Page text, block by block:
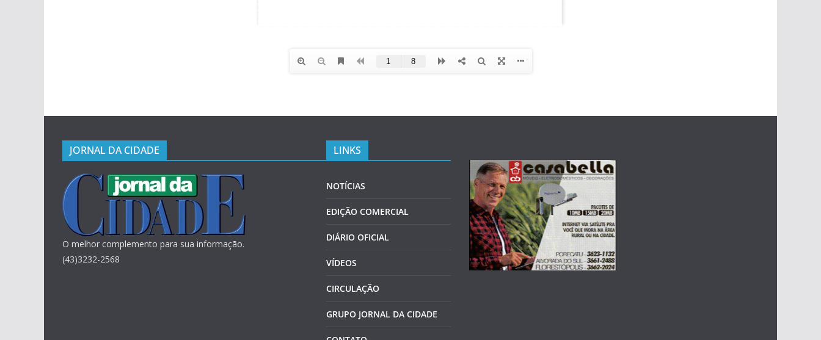
JORNAL DA CIDADE
O melhor complemento para sua informação.
(43)3232-2568
LINKS
NOTÍCIAS
EDIÇÃO COMERCIAL
DIÁRIO OFICIAL
VÍDEOS
CIRCULAÇÃO
GRUPO JORNAL DA CIDADE